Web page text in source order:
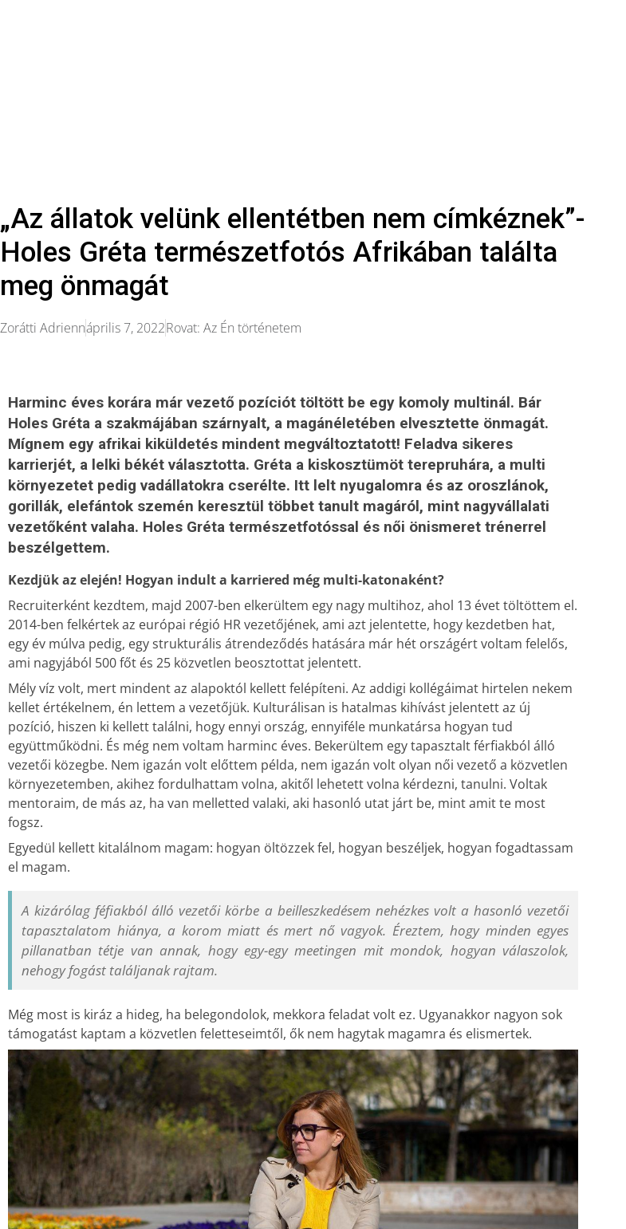
„Az állatok velünk ellentétben nem címkéznek”-
Holes Gréta természetfotós Afrikában találta
meg önmagát
Zorátti Adriennáprilis 7, 2022Rovat: Az Én történetem
Harminc éves korára már vezető pozíciót töltött be egy komoly multinál. Bár
Holes Gréta a szakmájában szárnyalt, a magánéletében elvesztette önmagát.
Mígnem egy afrikai kiküldetés mindent megváltoztatott! Feladva sikeres
karrierjét, a lelki békét választotta. Gréta a kiskosztümöt terepruhára, a multi
környezetet pedig vadállatokra cserélte. Itt lelt nyugalomra és az oroszlánok,
gorillák, elefántok szemén keresztül többet tanult magáról, mint nagyvállalati
vezetőként valaha. Holes Gréta természetfotóssal és női önismeret trénerrel
beszélgettem.
Kezdjük az elején! Hogyan indult a karriered még multi-katonaként?
Recruiterként kezdtem, majd 2007-ben elkerültem egy nagy multihoz, ahol 13 évet töltöttem el.
2014-ben felkértek az európai régió HR vezetőjének, ami azt jelentette, hogy kezdetben hat,
egy év múlva pedig, egy strukturális átrendeződés hatására már hét országért voltam felelős,
ami nagyjából 500 főt és 25 közvetlen beosztottat jelentett.
Mély víz volt, mert mindent az alapoktól kellett felépíteni. Az addigi kollégáimat hirtelen nekem
kellet értékelnem, én lettem a vezetőjük. Kulturálisan is hatalmas kihívást jelentett az új
pozíció, hiszen ki kellett találni, hogy ennyi ország, ennyiféle munkatársa hogyan tud
együttműködni. És még nem voltam harminc éves. Bekerültem egy tapasztalt férfiakból álló
vezetői közegbe. Nem igazán volt előttem példa, nem igazán volt olyan női vezető a közvetlen
környezetemben, akihez fordulhattam volna, akitől lehetett volna kérdezni, tanulni. Voltak
mentoraim, de más az, ha van melletted valaki, aki hasonló utat járt be, mint amit te most
fogsz.
Egyedül kellett kitalálnom magam: hogyan öltözzek fel, hogyan beszéljek, hogyan fogadtassam
el magam.
A kizárólag féfiakból álló vezetői körbe a beilleszkedésem nehézkes volt a hasonló vezetői
tapasztalatom hiánya, a korom miatt és mert nő vagyok. Éreztem, hogy minden egyes
pillanatban tétje van annak, hogy egy-egy meetingen mit mondok, hogyan válaszolok,
nehogy fogást találjanak rajtam.
Még most is kiráz a hideg, ha belegondolok, mekkora feladat volt ez. Ugyanakkor nagyon sok
támogatást kaptam a közvetlen feletteseimtől, ők nem hagytak magamra és elismertek.